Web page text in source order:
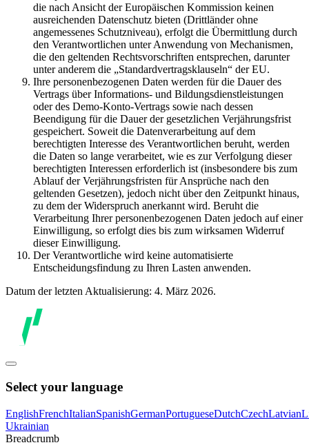
die nach Ansicht der Europäischen Kommission keinen
ausreichenden Datenschutz bieten (Drittländer ohne
angemessenes Schutzniveau), erfolgt die Übermittlung durch
den Verantwortlichen unter Anwendung von Mechanismen,
die den geltenden Rechtsvorschriften entsprechen, darunter
unter anderem die „Standardvertragsklauseln“ der EU.
Ihre personenbezogenen Daten werden für die Dauer des
Vertrags über Informations- und Bildungsdienstleistungen
oder des Demo-Konto-Vertrags sowie nach dessen
Beendigung für die Dauer der gesetzlichen Verjährungsfrist
gespeichert. Soweit die Datenverarbeitung auf dem
berechtigten Interesse des Verantwortlichen beruht, werden
die Daten so lange verarbeitet, wie es zur Verfolgung dieser
berechtigten Interessen erforderlich ist (insbesondere bis zum
Ablauf der Verjährungsfristen für Ansprüche nach den
geltenden Gesetzen), jedoch nicht über den Zeitpunkt hinaus,
zu dem der Widerspruch anerkannt wird. Beruht die
Verarbeitung Ihrer personenbezogenen Daten jedoch auf einer
Einwilligung, so erfolgt dies bis zum wirksamen Widerruf
dieser Einwilligung.
Der Verantwortliche wird keine automatisierte
Entscheidungsfindung zu Ihren Lasten anwenden.
Datum der letzten Aktualisierung: 4. März 2026.
Select your language
EnglishFrenchItalianSpanishGermanPortugueseDutchCzechLatvian
Ukrainian
Breadcrumb